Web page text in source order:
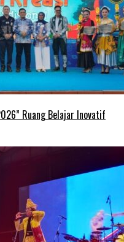
Ruang Belajar Inovatif